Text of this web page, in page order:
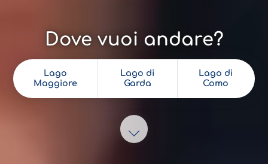
Dove vuoi andare?
Lago
Maggiore
Lago di
Garda
Lago di
Como